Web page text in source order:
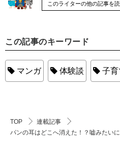
このライターの他の記事を
この記事のキーワード
マンガ 体験談 子
TOP
連載記事
パンの耳はどこへ消えた！？嘘みたい